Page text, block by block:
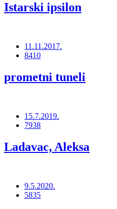
Istarski ipsilon
11.11.2017.
8410
prometni tuneli
15.7.2019.
7938
Ladavac, Aleksa
9.5.2020.
5835